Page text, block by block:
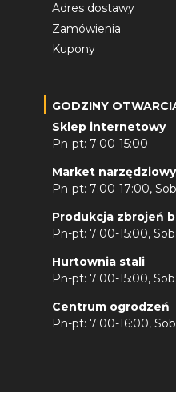
Adres dostawy
Zamówienia
Kupony
GODZINY
Sklep internetowy
Pn-pt: 7:00-15:00
Market narzędziowy
Pn-pt: 7:00-17:00,
Produkcja zbrojeń
Pn-pt: 7:00-15:00,
Hurtownia stali
Pn-pt: 7:00-15:00,
Centrum ogrodzeń
Pn-pt: 7:00-16:00,